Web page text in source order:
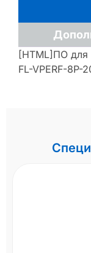
[HTML]ПО для
FL-VPERF-8P-